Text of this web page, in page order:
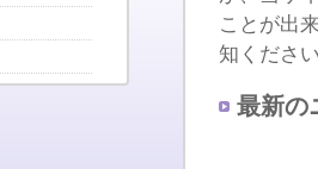
ことが出
知くださ
最新の